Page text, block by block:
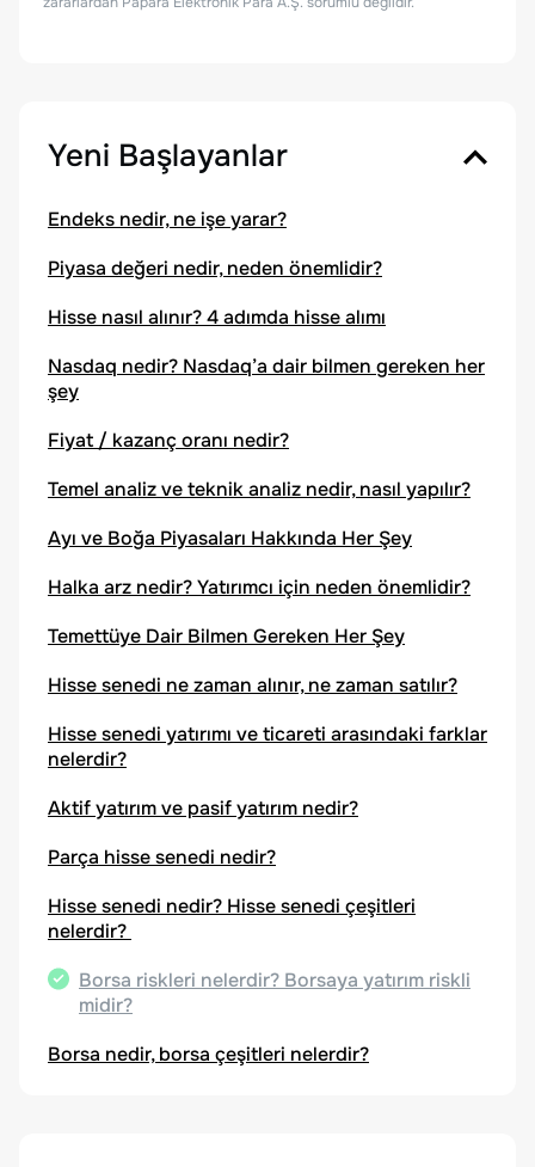
Yeni Başlayanlar
Endeks nedir, ne işe yarar?
Piyasa değeri nedir, neden önemlidir?
Hisse nasıl alınır? 4 adımda hisse alımı
Nasdaq nedir? Nasdaq’a dair bilmen gereken her
şey
Fiyat / kazanç oranı nedir?
Temel analiz ve teknik analiz nedir, nasıl yapılır?
Ayı ve Boğa Piyasaları Hakkında Her Şey
Halka arz nedir? Yatırımcı için neden önemlidir?
Temettüye Dair Bilmen Gereken Her Şey
Hisse senedi ne zaman alınır, ne zaman satılır?
Hisse senedi yatırımı ve ticareti arasındaki farklar
nelerdir?
Aktif yatırım ve pasif yatırım nedir?
Parça hisse senedi nedir?
Hisse senedi nedir? Hisse senedi çeşitleri
nelerdir?
Borsa riskleri nelerdir? Borsaya yatırım riskli
midir?
Borsa nedir, borsa çeşitleri nelerdir?